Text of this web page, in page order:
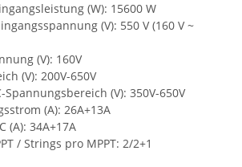
(W): 15600 W
(V): 550 V (160 V ~
(V): 160V
(V): 200V-650V
Spannungsbereich (V): 350V-650V
(A): 26A+13A
(A): 34A+17A
/ Strings pro MPPT: 2/2+1